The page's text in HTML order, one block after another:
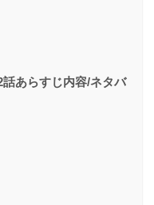
あらすじ内容/ネタバ